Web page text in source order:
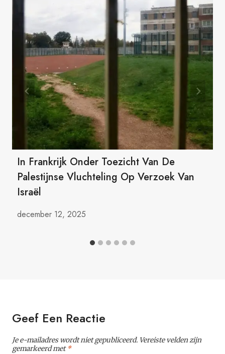
In Frankrijk Onder Toezicht Van De
Palestijnse Vluchteling Op Verzoek Van
Israël
december 12, 2025
Geef Een Reactie
Je e-mailadres wordt niet gepubliceerd. Vereiste velden zijn
gemarkeerd met*